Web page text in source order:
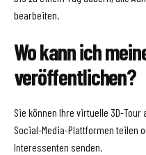
bearbeiten.
Wo kann ich
veröffentlichen?
Sie können Ihre virtuelle 3D-
Social-Media-Plattformen teilen
Interessenten senden.